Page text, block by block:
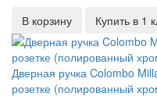
В корзину
Купить в 1
Дверная ручка Colombo
розетке (полированный